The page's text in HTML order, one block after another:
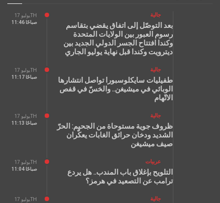
يوليو 17TH
11:46 صباحًا
جالية
بعد التوصّل إلى اتفاق يقضي بتقاسم
رسوم العبور بين الولايات المتحدة
وكندا افتتاح الجسر الدولي الجديد بين
ديترويت وكندا قبل نهاية يوليو الجاري
يوليو 17TH
11:17 صباحًا
جالية
طفيليات سايكلوسبورا تواصل انتشارها
الوبائي في ميشيغن.. والخسّ في قفص
الاتّهام
يوليو 17TH
11:13 صباحًا
جالية
ظروف جوية مستوحاة من الجحيم: الحرّ
الشديد ودخان حرائق الغابات يعكّران
صيف ميشيغن
يوليو 17TH
11:04 صباحًا
عربيات
التلويح بإغلاق باب المندب.. هل يردع
ترامب عن التصعيد في هرمز؟
يوليو 17TH
جالية